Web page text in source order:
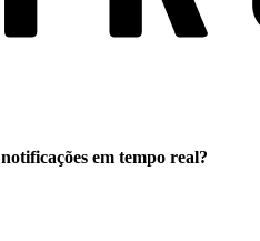
notificações em tempo real?